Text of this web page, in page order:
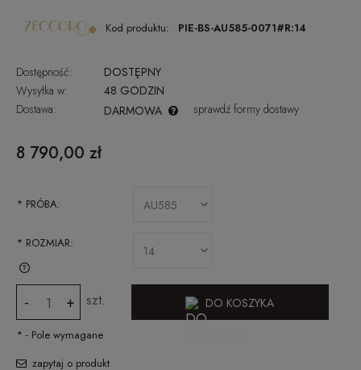
Kod produktu: PIE-BS-AU585-0071#R:14
Dostępność:
DOSTĘPNY
Wysyłka w:
48 GODZIN
Dostawa:
DARMOWA sprawdź formy dostawy
8 790,00 zł
* PRÓBA:
* ROZMIAR:
SPRAWDŹ JAK ZMIERZYĆ ROZMIAR PIERŚCIONKA
- + szt. DO KOSZYKA
* - Pole wymagane
zapytaj o produkt